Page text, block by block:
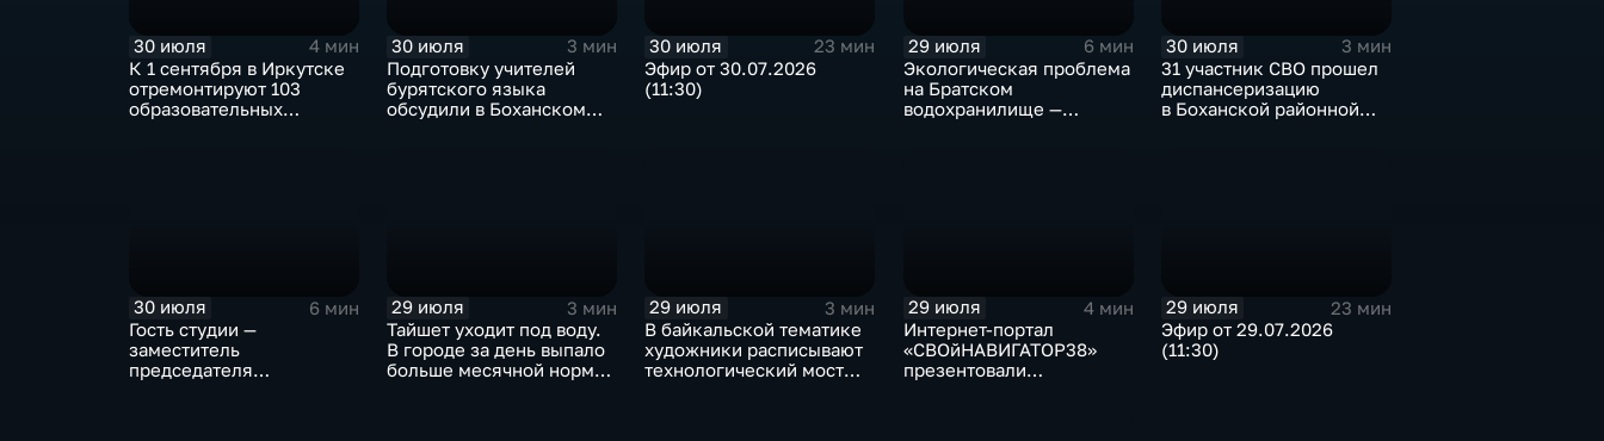
30 июля
4 мин
К 1 сентября в Иркутске
отремонтируют 103
образовательных
30 июля
3 мин
Подготовку учителей
бурятского языка
обсудили в Боханском
30 июля
23 мин
Эфир от 30.07.2026
(11:30)
29 июля
6 мин
Экологическая проблема
на Братском
водохранилище —
30 июля
3 мин
31 участник СВО прошел
диспансеризацию
в Боханской районной
30 июля
6 мин
Гость студии —
заместитель
председателя
29 июля
3 мин
Тайшет уходит под воду.
В городе за день выпало
больше месячной нормы
29 июля
3 мин
В байкальской тематике
художники расписывают
технологический мост
29 июля
4 мин
Интернет-портал
«СВОйНАВИГАТОР38»
презентовали
29 июля
23 мин
Эфир от 29.07.2026
(11:30)